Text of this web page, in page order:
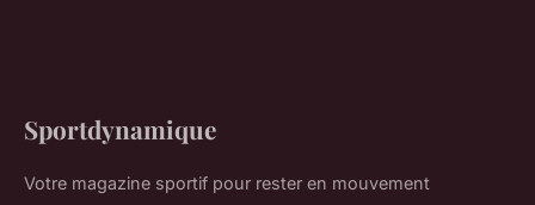
Sportdynamique
Votre magazine sportif pour rester en mouvement